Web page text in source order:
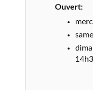
Ouvert: